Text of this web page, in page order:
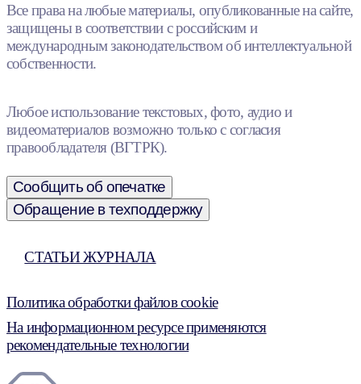
Все права на любые материалы, опубликованные на сайте,
защищены в соответствии с российским и
международным законодательством об интеллектуальной
собственности.
Любое использование текстовых, фото, аудио и
видеоматериалов возможно только с согласия
правообладателя (ВГТРК).
Сообщить об опечатке
Обращение в техподдержку
СТАТЬИ ЖУРНАЛА
Политика обработки файлов cookie
На информационном ресурсе применяются
рекомендательные технологии